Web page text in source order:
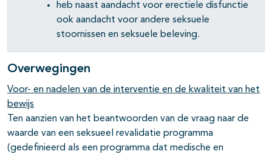
heb naast aandacht voor erectiele disfunctie
ook aandacht voor andere seksuele
stoornissen en seksuele beleving.
Overwegingen
Voor- en nadelen van de interventie en de kwaliteit van het
bewijs
Ten aanzien van het beantwoorden van de vraag naar de
waarde van een seksueel revalidatie programma
(gedefinieerd als een programma dat medische en